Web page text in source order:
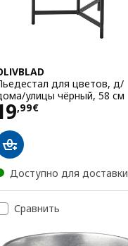
для цветов, д/
улицы чёрный, 58 см
,99€ 19,99€
Доступно для доставки
Сравнить